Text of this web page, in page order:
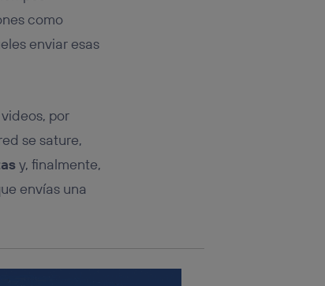
como
enviar esas
por
se sature,
y, finalmente,
envías una